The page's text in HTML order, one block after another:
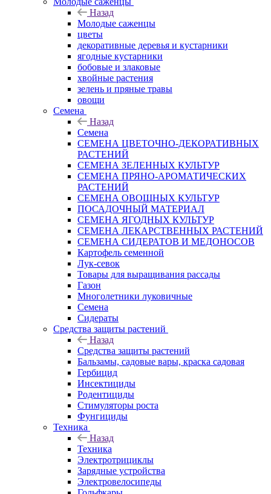
Назад
Молодые саженцы
цветы
декоративные деревья и кустарники
ягодные кустарники
бобовые и злаковые
хвойные растения
зелень и пряные травы
овощи
Семена
Назад
Семена
СЕМЕНА ЦВЕТОЧНО-ДЕКОРАТИВНЫХ
РАСТЕНИЙ
СЕМЕНА ЗЕЛЕННЫХ КУЛЬТУР
СЕМЕНА ПРЯНО-АРОМАТИЧЕСКИХ
РАСТЕНИЙ
СЕМЕНА ОВОЩНЫХ КУЛЬТУР
ПОСАДОЧНЫЙ МАТЕРИАЛ
СЕМЕНА ЯГОДНЫХ КУЛЬТУР
СЕМЕНА ЛЕКАРСТВЕННЫХ РАСТЕНИЙ
СЕМЕНА СИДЕРАТОВ И МЕДОНОСОВ
Картофель семенной
Лук-севок
Товары для выращивания рассады
Газон
Многолетники луковичные
Семена
Сидераты
Средства защиты растений
Назад
Средства защиты растений
Бальзамы, садовые вары, краска садовая
Гербицид
Инсектициды
Родентициды
Стимуляторы роста
Фунгициды
Техника
Назад
Техника
Электротрициклы
Зарядные устройства
Электровелосипеды